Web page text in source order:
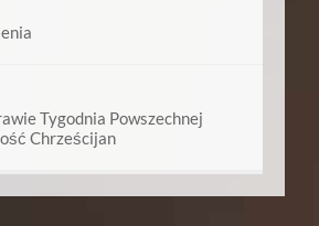
Tygodnia Powszechnej
Chrześcijan